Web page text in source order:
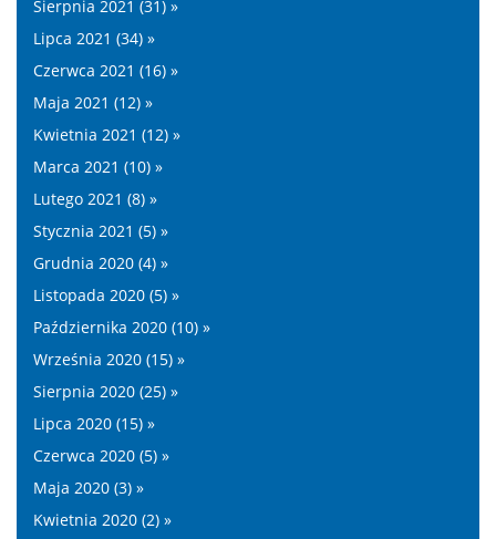
Sierpnia 2021 (31) »
Lipca 2021 (34) »
Czerwca 2021 (16) »
Maja 2021 (12) »
Kwietnia 2021 (12) »
Marca 2021 (10) »
Lutego 2021 (8) »
Stycznia 2021 (5) »
Grudnia 2020 (4) »
Listopada 2020 (5) »
Października 2020 (10) »
Września 2020 (15) »
Sierpnia 2020 (25) »
Lipca 2020 (15) »
Czerwca 2020 (5) »
Maja 2020 (3) »
Kwietnia 2020 (2) »